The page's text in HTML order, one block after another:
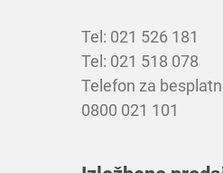
Tel: 021 526 181
Tel: 021 518 078
Telefon za
0800 021 101